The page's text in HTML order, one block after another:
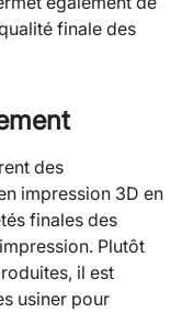
finale des
des
impression 3D en
finales des
Plutôt
il est
usiner pour